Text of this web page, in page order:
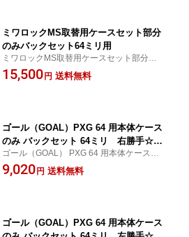
ミワロックMS取替用ケースセット部分
のみバックセット64ミリ用
ミワロックMS取替用ケースセット部分のみ
バックセット64ミリ用
15,500 円 送料無料
ゴール（GOAL）PXG 64 用本体ケース
のみ バックセット 64ミリ 右勝手☆☆
GOAL ゴール☆PXG 錠ケース☆☆ ☆
☆玄関 ドア 扉☆修理 補修 交換☆部品
ゴール（GOAL） PXG 64 用本体ケースの
み バックセット 64ミリ 右勝手
9,020 円 送料無料
ゴール（GOAL）PXG 64 用本体ケース